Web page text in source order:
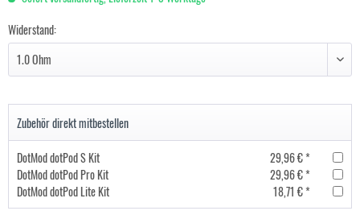
Widerstand:
Zubehör direkt mitbestellen
DotMod dotPod S Kit
29,96 € *
DotMod dotPod Pro Kit
29,96 € *
DotMod dotPod Lite Kit
18,71 € *